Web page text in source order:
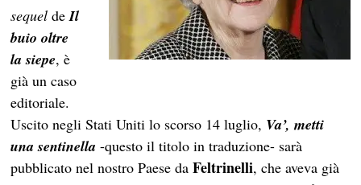
sequel deIl
buio oltre
la siepe, è
già un caso
editoriale.
Uscito negli Stati Uniti lo scorso 14 luglio, Va’, metti
una sentinella -questo il titolo in traduzione- sarà
pubblicato nel nostro Paese daFeltrinelli, che aveva già